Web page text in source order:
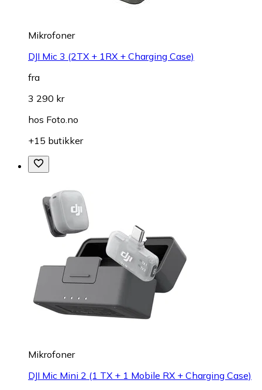
Mikrofoner
DJI Mic 3 (2TX + 1RX + Charging Case)
fra
3 290 kr
hos Foto.no
+15 butikker
Mikrofoner
DJI Mic Mini 2 (1 TX + 1 Mobile RX + Charging Case)